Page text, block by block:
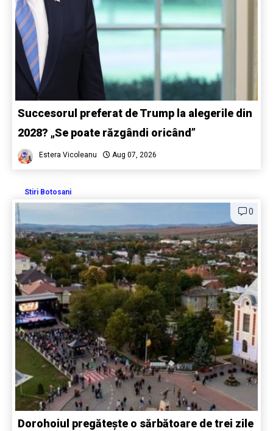
Succesorul preferat de Trump la alegerile din
2028? „Se poate răzgândi oricând”
Estera Vicoleanu Aug 07, 2026
Stiri Botosani
0
Dorohoiul pregătește o sărbătoare de trei zile